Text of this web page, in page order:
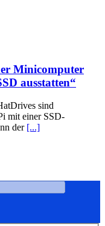
Minicomputer
ausstatten“
sind
mit einer SSD-
der [...]